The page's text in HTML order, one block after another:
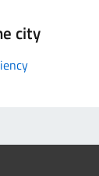
city